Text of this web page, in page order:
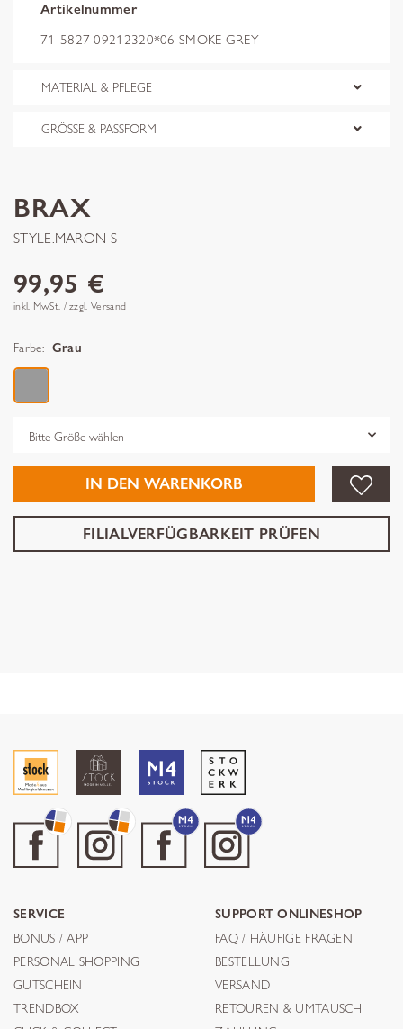
Artikelnummer
71-5827 09212320*06 SMOKE GREY
MATERIAL & PFLEGE
GRÖSSE & PASSFORM
BRAX
STYLE.MARON S
99,95 €
inkl. MwSt. / zzgl. Versand
Farbe: Grau
IN DEN WARENKORB
FILIALVERFÜGBARKEIT PRÜFEN
SERVICE
BONUS / APP
PERSONAL SHOPPING
GUTSCHEIN
TRENDBOX
SUPPORT ONLINESHOP
FAQ / HÄUFIGE FRAGEN
BESTELLUNG
VERSAND
RETOUREN & UMTAUSCH